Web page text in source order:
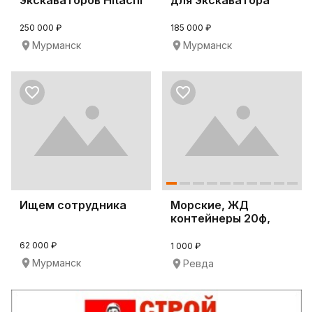
250 000 ₽
Мурманск
185 000 ₽
Мурманск
Ищем сотрудника
62 000 ₽
Мурманск
Морские, ЖД
контейнеры 20ф,
1 000 ₽
Ревда